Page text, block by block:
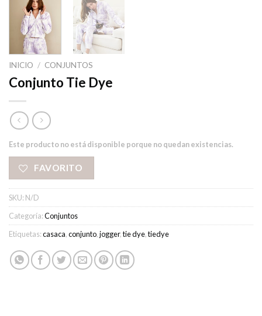
INICIO / CONJUNTOS
Conjunto Tie Dye
Este producto no está disponible porque no quedan existencias.
FAVORITO
SKU: N/D
Categoría:Conjuntos
Etiquetas:casaca,conjunto,jogger,tie dye,tiedye